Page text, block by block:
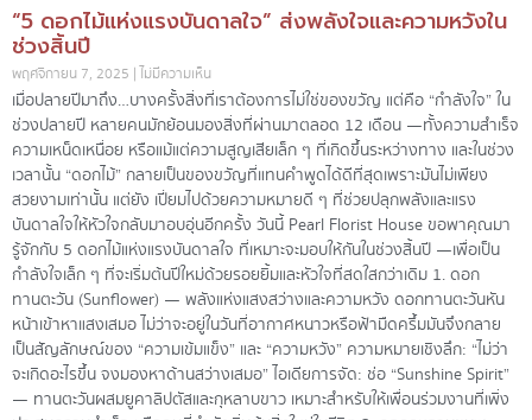
“5 ดอกไม้แห่งแรงบันดาลใจ” ส่งพลังใจและความหวังใน
ช่วงสิ้นปี
พฤศจิกายน 7, 2025 ไม่มีความเห็น
เมื่อปลายปีมาถึง…บางครั้งสิ่งที่เราต้องการไม่ใช่ของขวัญ แต่คือ “กำลังใจ” ใน
ช่วงปลายปี หลายคนมักย้อนมองสิ่งที่ผ่านมาตลอด 12 เดือน —ทั้งความสำเร็จ
ความเหน็ดเหนื่อย หรือแม้แต่ความสูญเสียเล็ก ๆ ที่เกิดขึ้นระหว่างทาง และในช่วง
เวลานั้น “ดอกไม้” กลายเป็นของขวัญที่แทนคำพูดได้ดีที่สุดเพราะมันไม่เพียง
สวยงามเท่านั้น แต่ยัง เปี่ยมไปด้วยความหมายดี ๆ ที่ช่วยปลุกพลังและแรง
บันดาลใจให้หัวใจกลับมาอบอุ่นอีกครั้ง วันนี้ Pearl Florist House ขอพาคุณมา
รู้จักกับ 5 ดอกไม้แห่งแรงบันดาลใจ ที่เหมาะจะมอบให้กันในช่วงสิ้นปี —เพื่อเป็น
กำลังใจเล็ก ๆ ที่จะเริ่มต้นปีใหม่ด้วยรอยยิ้มและหัวใจที่สดใสกว่าเดิม 1. ดอก
ทานตะวัน (Sunflower) — พลังแห่งแสงสว่างและความหวัง ดอกทานตะวันหัน
หน้าเข้าหาแสงเสมอ ไม่ว่าจะอยู่ในวันที่อากาศหนาวหรือฟ้ามืดครึ้มมันจึงกลาย
เป็นสัญลักษณ์ของ “ความเข้มแข็ง” และ “ความหวัง” ความหมายเชิงลึก: “ไม่ว่า
จะเกิดอะไรขึ้น จงมองหาด้านสว่างเสมอ” ไอเดียการจัด: ช่อ “Sunshine Spirit”
— ทานตะวันผสมยูคาลิปตัสและกุหลาบขาว เหมาะสำหรับให้เพื่อนร่วมงานที่เพิ่ง